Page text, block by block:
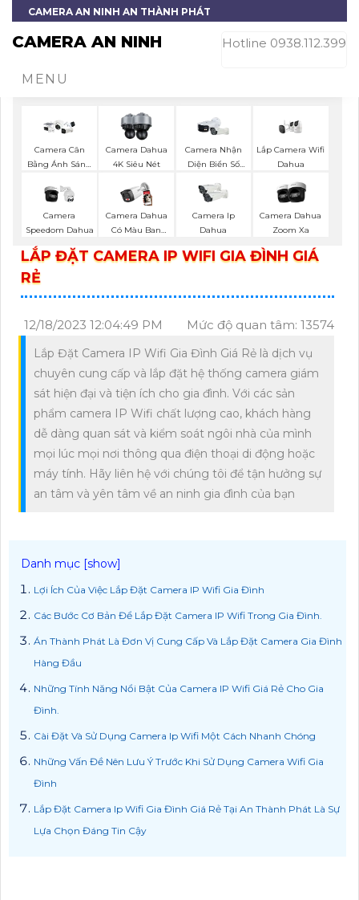
CAMERA AN NINH AN THÀNH PHÁT
CAMERA AN NINH Hotline 0938.112.399
MENU
Camera Cân
Bằng Ánh Sáng
Camera Dahua
4K Siêu Nét
Camera Nhận
Diện Biển Số
Lắp Camera Wifi
Dahua
Camera
Speedom Dahua
Camera Dahua
Có Màu Ban
Camera Ip
Dahua
Camera Dahua
Zoom Xa
LẮP ĐẶT CAMERA IP WIFI GIA ĐÌNH GIÁ
RẺ
12/18/2023 12:04:49 PM Mức độ quan tâm: 13574
Lắp Đặt Camera IP Wifi Gia Đình Giá Rẻ là dịch vụ
chuyên cung cấp và lắp đặt hệ thống camera giám
sát hiện đại và tiện ích cho gia đình. Với các sản
phẩm camera IP Wifi chất lượng cao, khách hàng
dễ dàng quan sát và kiểm soát ngôi nhà của mình
mọi lúc mọi nơi thông qua điện thoại di động hoặc
máy tính. Hãy liên hệ với chúng tôi để tận hưởng sự
an tâm và yên tâm về an ninh gia đình của bạn
Lợi Ích Của Việc Lắp Đặt Camera IP Wifi Gia Đình
Các Bước Cơ Bản Để Lắp Đặt Camera IP Wifi Trong Gia Đình.
Án Thành Phát Là Đơn Vị Cung Cấp Và Lắp Đặt Camera Gia Đình
Hàng Đầu
Những Tính Năng Nổi Bật Của Camera IP Wifi Giá Rẻ Cho Gia
Đình.
Cài Đặt Và Sử Dụng Camera Ip Wifi Một Cách Nhanh Chóng
Những Vấn Đề Nên Lưu Ý Trước Khi Sử Dụng Camera Wifi Gia
Đình
Lắp Đặt Camera Ip Wifi Gia Đình Giá Rẻ Tại An Thành Phát Là Sự
Lựa Chọn Đáng Tin Cậy